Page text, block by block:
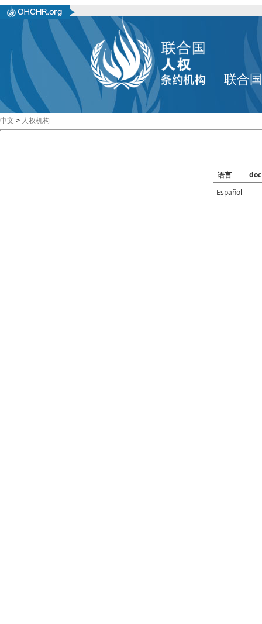
联合
中文 > 人权机构
语言
doc
Español